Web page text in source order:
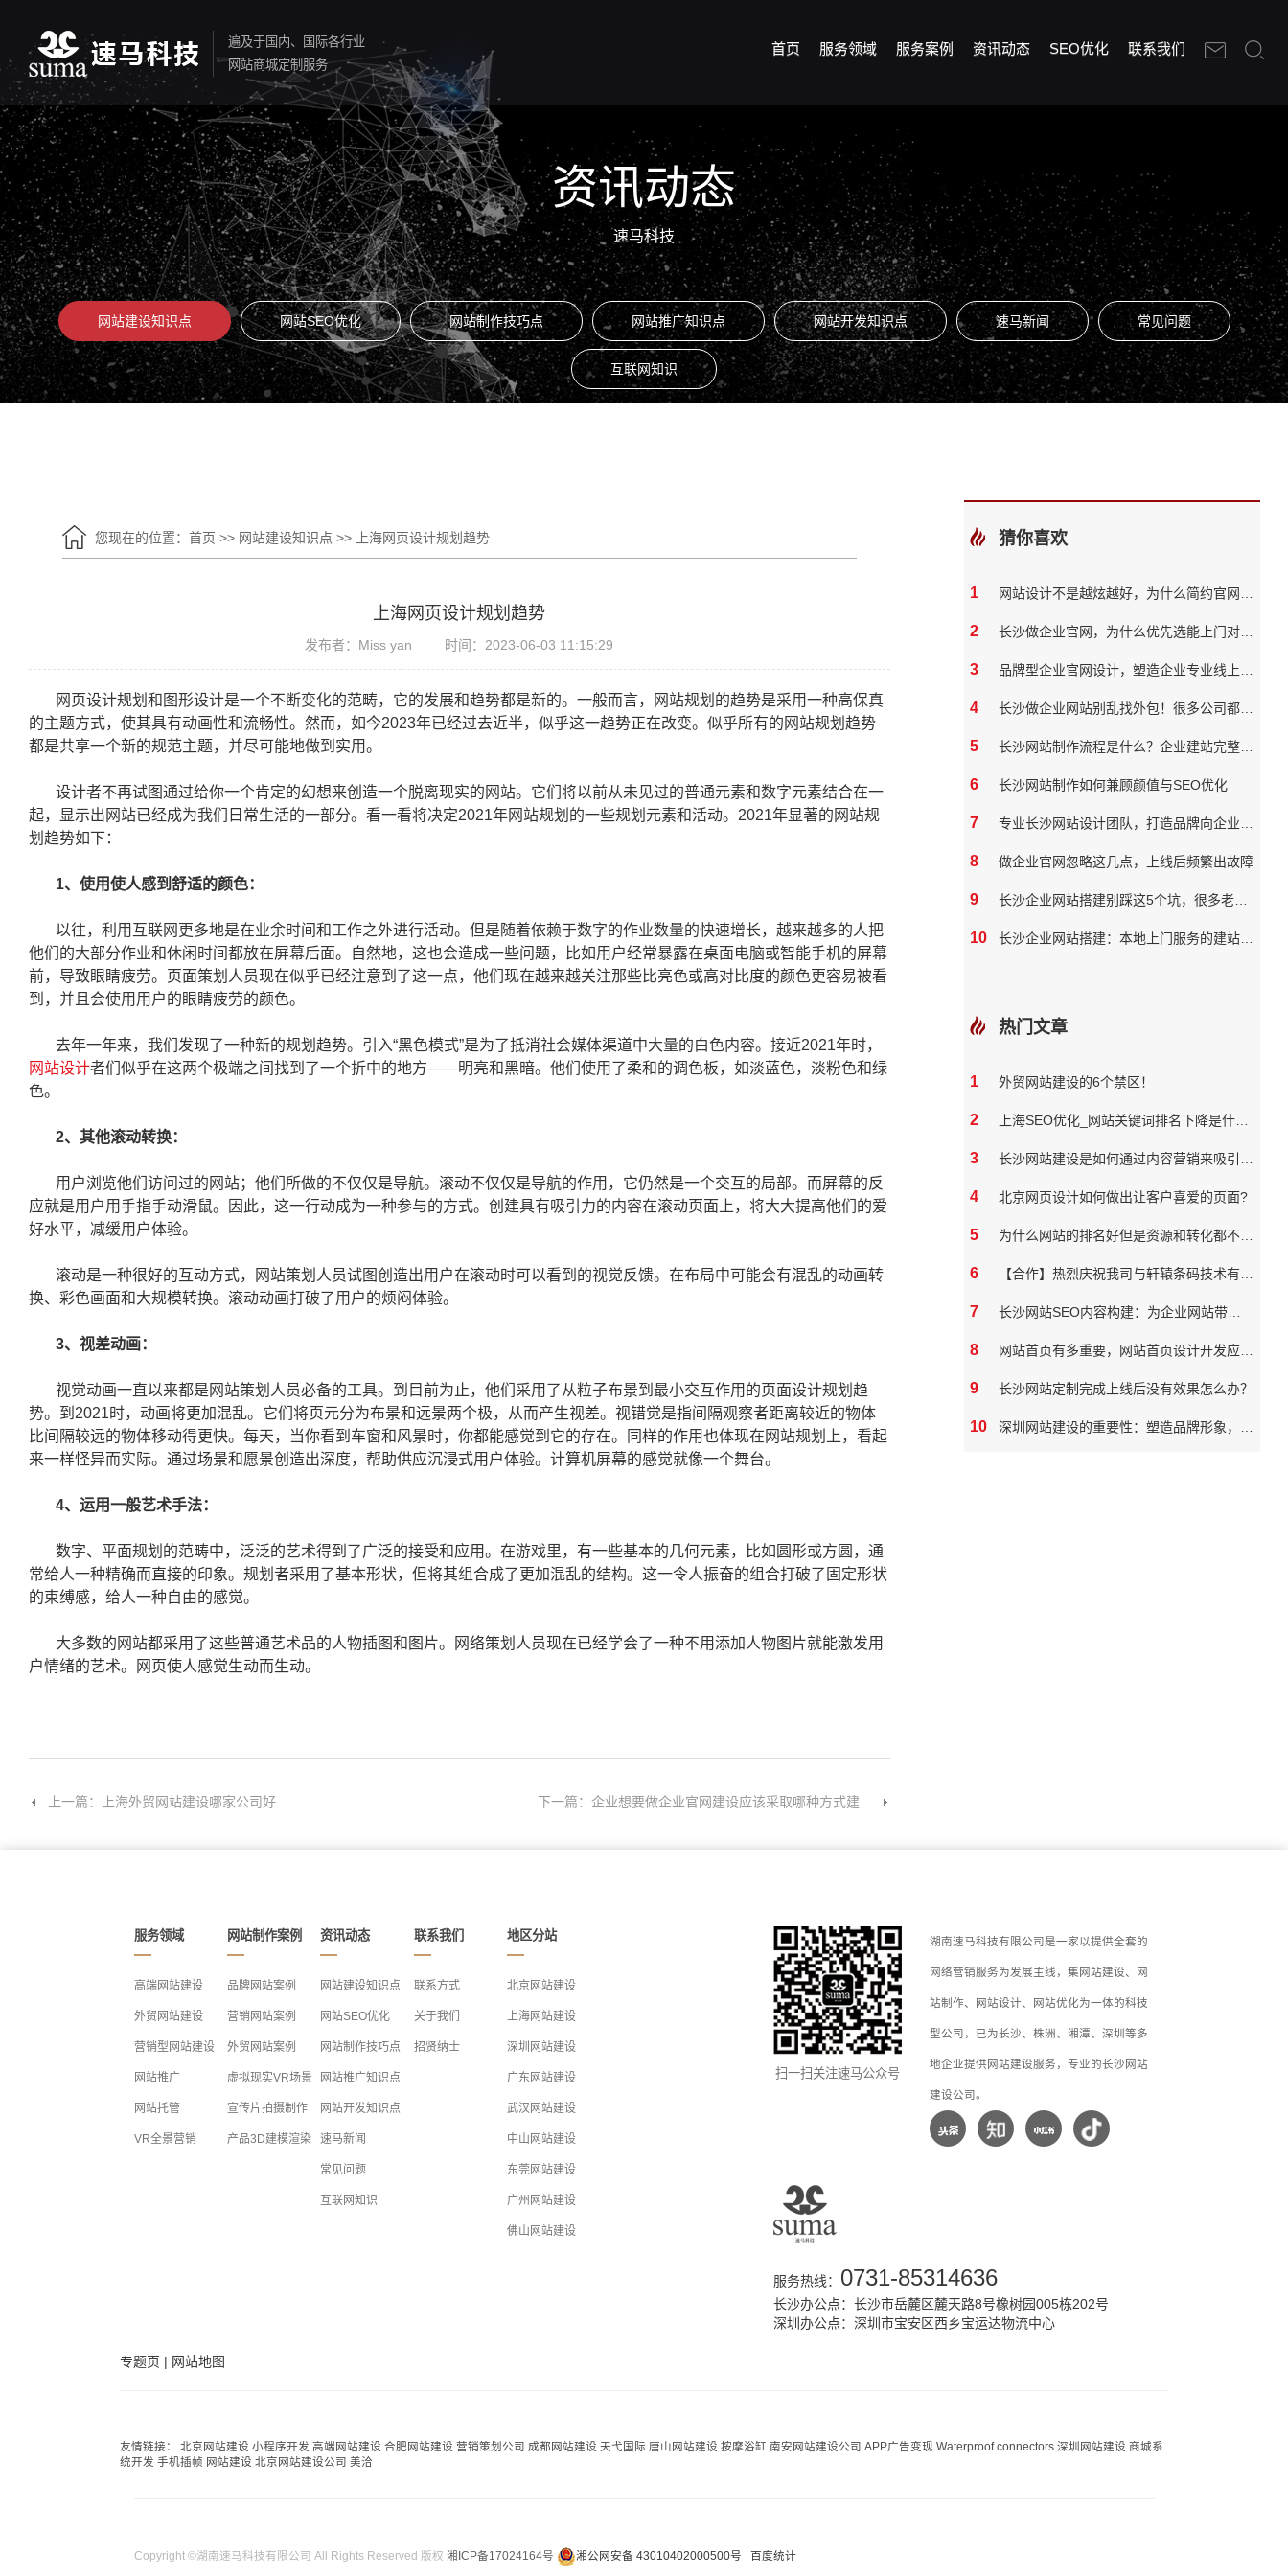
遍及于国内、国际各行业
网站商城定制服务
首页 服务领域 服务案例 资讯动态 SEO优化 联系我们
资讯动态
速马科技
网站建设知识点 网站SEO优化 网站制作技巧点 网站推广知识点 网站开发知识点 速马新闻 常见问题
互联网知识
您现在的位置： 首页 >> 网站建设知识点 >> 上海网页设计规划趋势
上海网页设计规划趋势
发布者：Miss yan 时间：2023-06-03 11:15:29
网页设计规划和图形设计是一个不断变化的范畴，它的发展和趋势都是新的。一般而言，网站规划的趋势是采用一种高保真
的主题方式，使其具有动画性和流畅性。然而，如今2023年已经过去近半，似乎这一趋势正在改变。似乎所有的网站规划趋势
都是共享一个新的规范主题，并尽可能地做到实用。
设计者不再试图通过给你一个肯定的幻想来创造一个脱离现实的网站。它们将以前从未见过的普通元素和数字元素结合在一
起，显示出网站已经成为我们日常生活的一部分。看一看将决定2021年网站规划的一些规划元素和活动。2021年显著的网站规
划趋势如下：
1、使用使人感到舒适的颜色：
以往，利用互联网更多地是在业余时间和工作之外进行活动。但是随着依赖于数字的作业数量的快速增长，越来越多的人把
他们的大部分作业和休闲时间都放在屏幕后面。自然地，这也会造成一些问题，比如用户经常暴露在桌面电脑或智能手机的屏幕
前，导致眼睛疲劳。页面策划人员现在似乎已经注意到了这一点，他们现在越来越关注那些比亮色或高对比度的颜色更容易被看
到，并且会使用用户的眼睛疲劳的颜色。
去年一年来，我们发现了一种新的规划趋势。引入“黑色模式”是为了抵消社会媒体渠道中大量的白色内容。接近2021年时，
网站设计者们似乎在这两个极端之间找到了一个折中的地方——明亮和黑暗。他们使用了柔和的调色板，如淡蓝色，淡粉色和绿
色。
2、其他滚动转换：
用户浏览他们访问过的网站；他们所做的不仅仅是导航。滚动不仅仅是导航的作用，它仍然是一个交互的局部。而屏幕的反
应就是用户用手指手动滑鼠。因此，这一行动成为一种参与的方式。创建具有吸引力的内容在滚动页面上，将大大提高他们的爱
好水平，减缓用户体验。
滚动是一种很好的互动方式，网站策划人员试图创造出用户在滚动时可以看到的视觉反馈。在布局中可能会有混乱的动画转
换、彩色画面和大规模转换。滚动动画打破了用户的烦闷体验。
3、视差动画：
视觉动画一直以来都是网站策划人员必备的工具。到目前为止，他们采用了从粒子布景到最小交互作用的页面设计规划趋
势。到2021时，动画将更加混乱。它们将页元分为布景和远景两个极，从而产生视差。视错觉是指间隔观察者距离较近的物体
比间隔较远的物体移动得更快。每天，当你看到车窗和风景时，你都能感觉到它的存在。同样的作用也体现在网站规划上，看起
来一样怪异而实际。通过场景和愿景创造出深度，帮助供应沉浸式用户体验。计算机屏幕的感觉就像一个舞台。
4、运用一般艺术手法：
数字、平面规划的范畴中，泛泛的艺术得到了广泛的接受和应用。在游戏里，有一些基本的几何元素，比如圆形或方圆，通
常给人一种精确而直接的印象。规划者采用了基本形状，但将其组合成了更加混乱的结构。这一令人振奋的组合打破了固定形状
的束缚感，给人一种自由的感觉。
大多数的网站都采用了这些普通艺术品的人物插图和图片。网络策划人员现在已经学会了一种不用添加人物图片就能激发用
户情绪的艺术。网页使人感觉生动而生动。
上一篇：上海外贸网站建设哪家公司好 下一篇：企业想要做企业官网建设应该采取哪种方式建...
猜你喜欢
1
2
3
4
5
6 长沙网站制作如何兼顾颜值与SEO优化
7
8 做企业官网忽略这几点，上线后频繁出故障
9
10
热门文章
1 外贸网站建设的6个禁区！
2
3
4 北京网页设计如何做出让客户喜爱的页面?
5
6
7
8
9 长沙网站定制完成上线后没有效果怎么办？
10
服务领域
高端网站建设
外贸网站建设
营销型网站建设
网站推广
网站托管
VR全景营销
网站制作案例
品牌网站案例
营销网站案例
外贸网站案例
虚拟现实VR场景
宣传片拍摄制作
产品3D建模渲染
资讯动态
网站建设知识点
网站SEO优化
网站制作技巧点
网站推广知识点
网站开发知识点
速马新闻
常见问题
互联网知识
联系我们
联系方式
关于我们
招贤纳士
地区分站
北京网站建设
上海网站建设
深圳网站建设
广东网站建设
武汉网站建设
中山网站建设
东莞网站建设
广州网站建设
佛山网站建设
扫一扫关注速马公众号
湖南速马科技有限公司是一家以提供全套的
网络营销服务为发展主线，集网站建设、网
站制作、网站设计、网站优化为一体的科技
型公司，已为长沙、株洲、湘潭、深圳等多
地企业提供网站建设服务，专业的长沙网站
建设公司。
服务热线： 0731-85314636
长沙办公点：长沙市岳麓区麓天路8号橡树园005栋202号
深圳办公点：深圳市宝安区西乡宝运达物流中心
专题页 | 网站地图
友情链接： 北京网站建设 小程序开发 高端网站建设 合肥网站建设 营销策划公司 成都网站建设 天弋国际 唐山网站建设 按摩浴缸 南安网站建设公司 APP广告变现 Waterproof connectors 深圳网站建设 商城系
统开发 手机插帧 网站建设 北京网站建设公司 美洽
Copyright ©湖南速马科技有限公司 All Rights Reserved 版权 湘ICP备17024164号 湘公网安备 43010402000500号 百度统计